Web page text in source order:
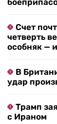
Счет
четверть
особняк —
В
удар
Трамп
с Ираном